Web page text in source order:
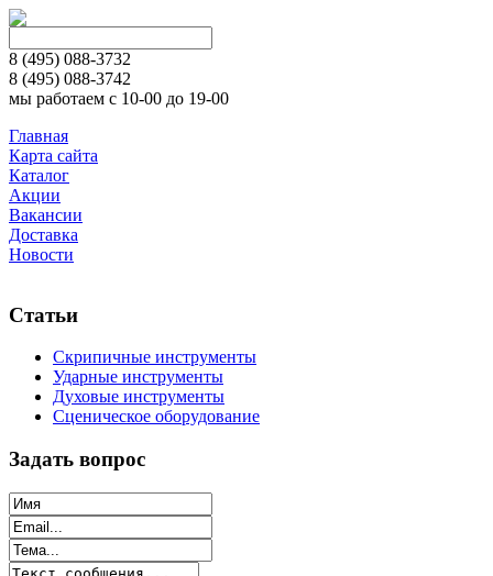
8 (495) 088-3732
8 (495) 088-3742
мы работаем с 10-00 до 19-00
Главная
Карта сайта
Каталог
Акции
Вакансии
Доставка
Новости
Статьи
Скрипичные инструменты
Ударные инструменты
Духовые инструменты
Сценическое оборудование
Задать вопрос